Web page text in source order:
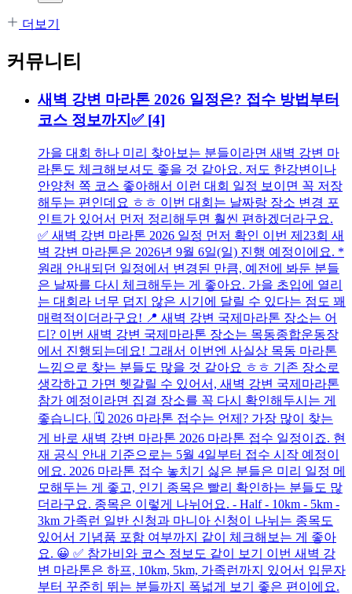
더보기
커뮤니티
새벽 강변 마라톤 2026 일정은? 접수 방법부터
코스 정보까지✅ [4]
가을 대회 하나 미리 찾아보는 분들이라면 새벽 강변 마
라톤도 체크해보셔도 좋을 것 같아요. 저도 한강변이나
안양천 쪽 코스 좋아해서 이런 대회 일정 보이면 꼭 저장
해두는 편인데요 ㅎㅎ 이번 대회는 날짜랑 장소 변경 포
인트가 있어서 먼저 정리해두면 훨씬 편하겠더라구요.
✅ 새벽 강변 마라톤 2026 일정 먼저 확인 이번 제23회 새
벽 강변 마라톤은 2026년 9월 6일(일) 진행 예정이에요. *
원래 안내되던 일정에서 변경된 만큼, 예전에 봐둔 분들
은 날짜를 다시 체크해두는 게 좋아요. 가을 초입에 열리
는 대회라 너무 덥지 않은 시기에 달릴 수 있다는 점도 꽤
매력적이더라구요! 📍 새벽 강변 국제마라톤 장소는 어
디? 이번 새벽 강변 국제마라톤 장소는 목동종합운동장
에서 진행되는데요! 그래서 이번엔 사실상 목동 마라톤
느낌으로 찾는 분들도 많을 것 같아요 ㅎㅎ 기존 장소로
생각하고 가면 헷갈릴 수 있어서, 새벽 강변 국제마라톤
참가 예정이라면 집결 장소를 꼭 다시 확인해두시는 게
좋습니다. 🗓️ 2026 마라톤 접수는 언제? 가장 많이 찾는
게 바로 새벽 강변 마라톤 2026 마라톤 접수 일정이죠. 현
재 공식 안내 기준으로는 5월 4일부터 접수 시작 예정이
에요. 2026 마라톤 접수 놓치기 싫은 분들은 미리 일정 메
모해두는 게 좋고, 인기 종목은 빨리 확인하는 분들도 많
더라구요. 종목은 이렇게 나뉘어요. - Half - 10km - 5km -
3km 가족런 일반 신청과 마니아 신청이 나뉘는 종목도
있어서 기념품 포함 여부까지 같이 체크해보는 게 좋아
요. 😀 ✅ 참가비와 코스 정보도 같이 보기 이번 새벽 강
변 마라톤은 하프, 10km, 5km, 가족런까지 있어서 입문자
부터 꾸준히 뛰는 분들까지 폭넓게 보기 좋은 편이에요.